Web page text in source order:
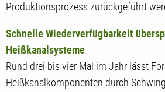
Produktionsprozess zurückgeführt
Schnelle Wiederverfügbarkeit
Heißkanalsysteme
Rund drei bis vier Mal im Jahr lässt
Heißkanalkomponenten durch